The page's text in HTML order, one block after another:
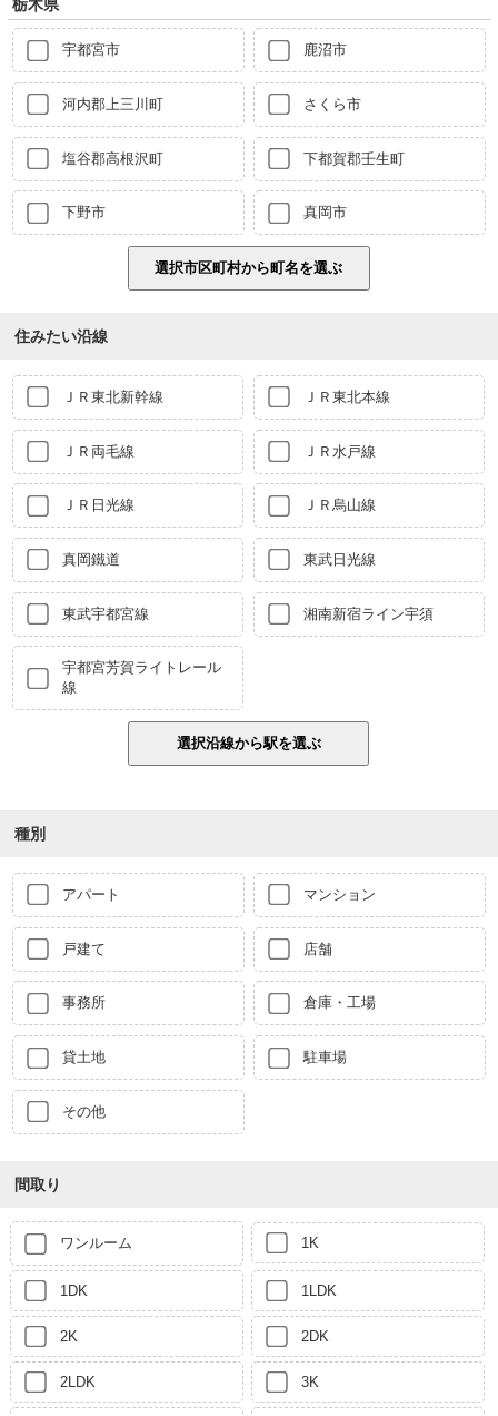
栃木県
宇都宮市 鹿沼市
河内郡上三川町 さくら市
塩谷郡高根沢町 下都賀郡壬生町
下野市 真岡市
住みたい沿線
ＪＲ東北新幹線 ＪＲ東北本線
ＪＲ両毛線 ＪＲ水戸線
ＪＲ日光線 ＪＲ烏山線
真岡鐵道 東武日光線
東武宇都宮線 湘南新宿ライン宇須
宇都宮芳賀ライトレール
線
種別
アパート マンション
戸建て 店舗
事務所 倉庫・工場
貸土地 駐車場
その他
間取り
ワンルーム 1K
1DK 1LDK
2K 2DK
2LDK 3K